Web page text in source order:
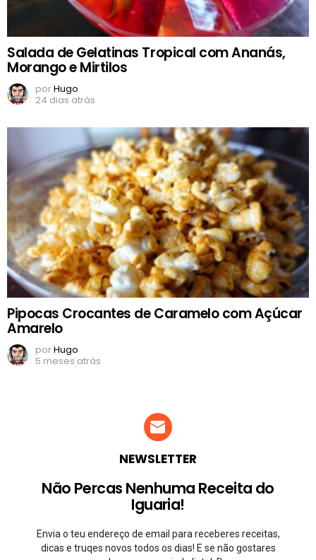
Salada de Gelatinas Tropical com Ananás,
Morango e Mirtilos
porHugo
24 dias atrás
Pipocas Crocantes de Caramelo com Açúcar
Amarelo
porHugo
5 meses atrás
NEWSLETTER
Não Percas Nenhuma Receita do
Iguaria!
Envia o teu endereço de email para receberes receitas,
dicas e truqes novos todos os dias! E se não gostares